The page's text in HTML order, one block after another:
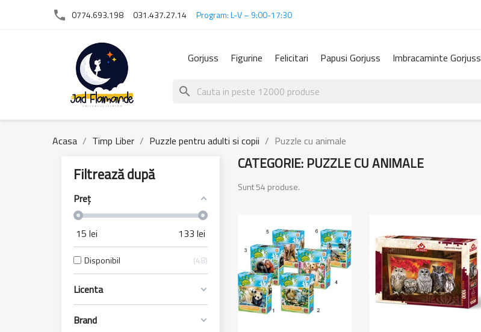
phone 0774.693.198 031.437.27.14 Program: L-V – 9:00-17:30
Gorjuss Figurine Felicitari Papusi Gorjuss Imbracaminte Gorjuss
search
Acasa Timp Liber Puzzle pentru adulti si copii Puzzle cu animale
Filtrează după
Preț
15 lei 133 lei
Disponibil 48
Licenta
Brand
CATEGORIE: PUZZLE CU ANIMALE
Sunt 54 produse.